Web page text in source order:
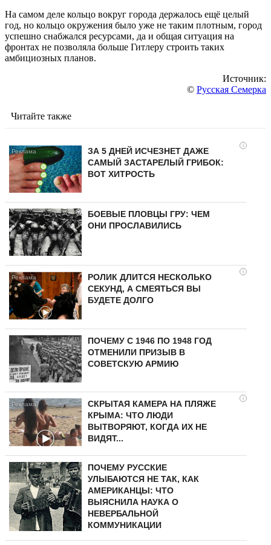
На самом деле кольцо вокруг города держалось ещё целый
год, но кольцо окружения было уже не таким плотным, город
успешно снабжался ресурсами, да и общая ситуация на
фронтах не позволяла больше Гитлеру строить таких
амбициозных планов.
Источник:
© Русская Семерка
Читайте также
i
ЗА 5 ДНЕЙ ИСЧЕЗНЕТ ДАЖЕ
САМЫЙ ЗАСТАРЕЛЫЙ ГРИБОК:
ВОТ ХИТРОСТЬ
БОЕВЫЕ ПЛОВЦЫ ГРУ: ЧЕМ
ОНИ ПРОСЛАВИЛИСЬ
i
РОЛИК ДЛИТСЯ НЕСКОЛЬКО
СЕКУНД, А СМЕЯТЬСЯ ВЫ
БУДЕТЕ ДОЛГО
ПОЧЕМУ С 1946 ПО 1948 ГОД
ОТМЕНИЛИ ПРИЗЫВ В
СОВЕТСКУЮ АРМИЮ
i
СКРЫТАЯ КАМЕРА НА ПЛЯЖЕ
КРЫМА: ЧТО ЛЮДИ
ВЫТВОРЯЮТ, КОГДА ИХ НЕ
ВИДЯТ...
ПОЧЕМУ РУССКИЕ
УЛЫБАЮТСЯ НЕ ТАК, КАК
АМЕРИКАНЦЫ: ЧТО
ВЫЯСНИЛА НАУКА О
НЕВЕРБАЛЬНОЙ
КОММУНИКАЦИИ